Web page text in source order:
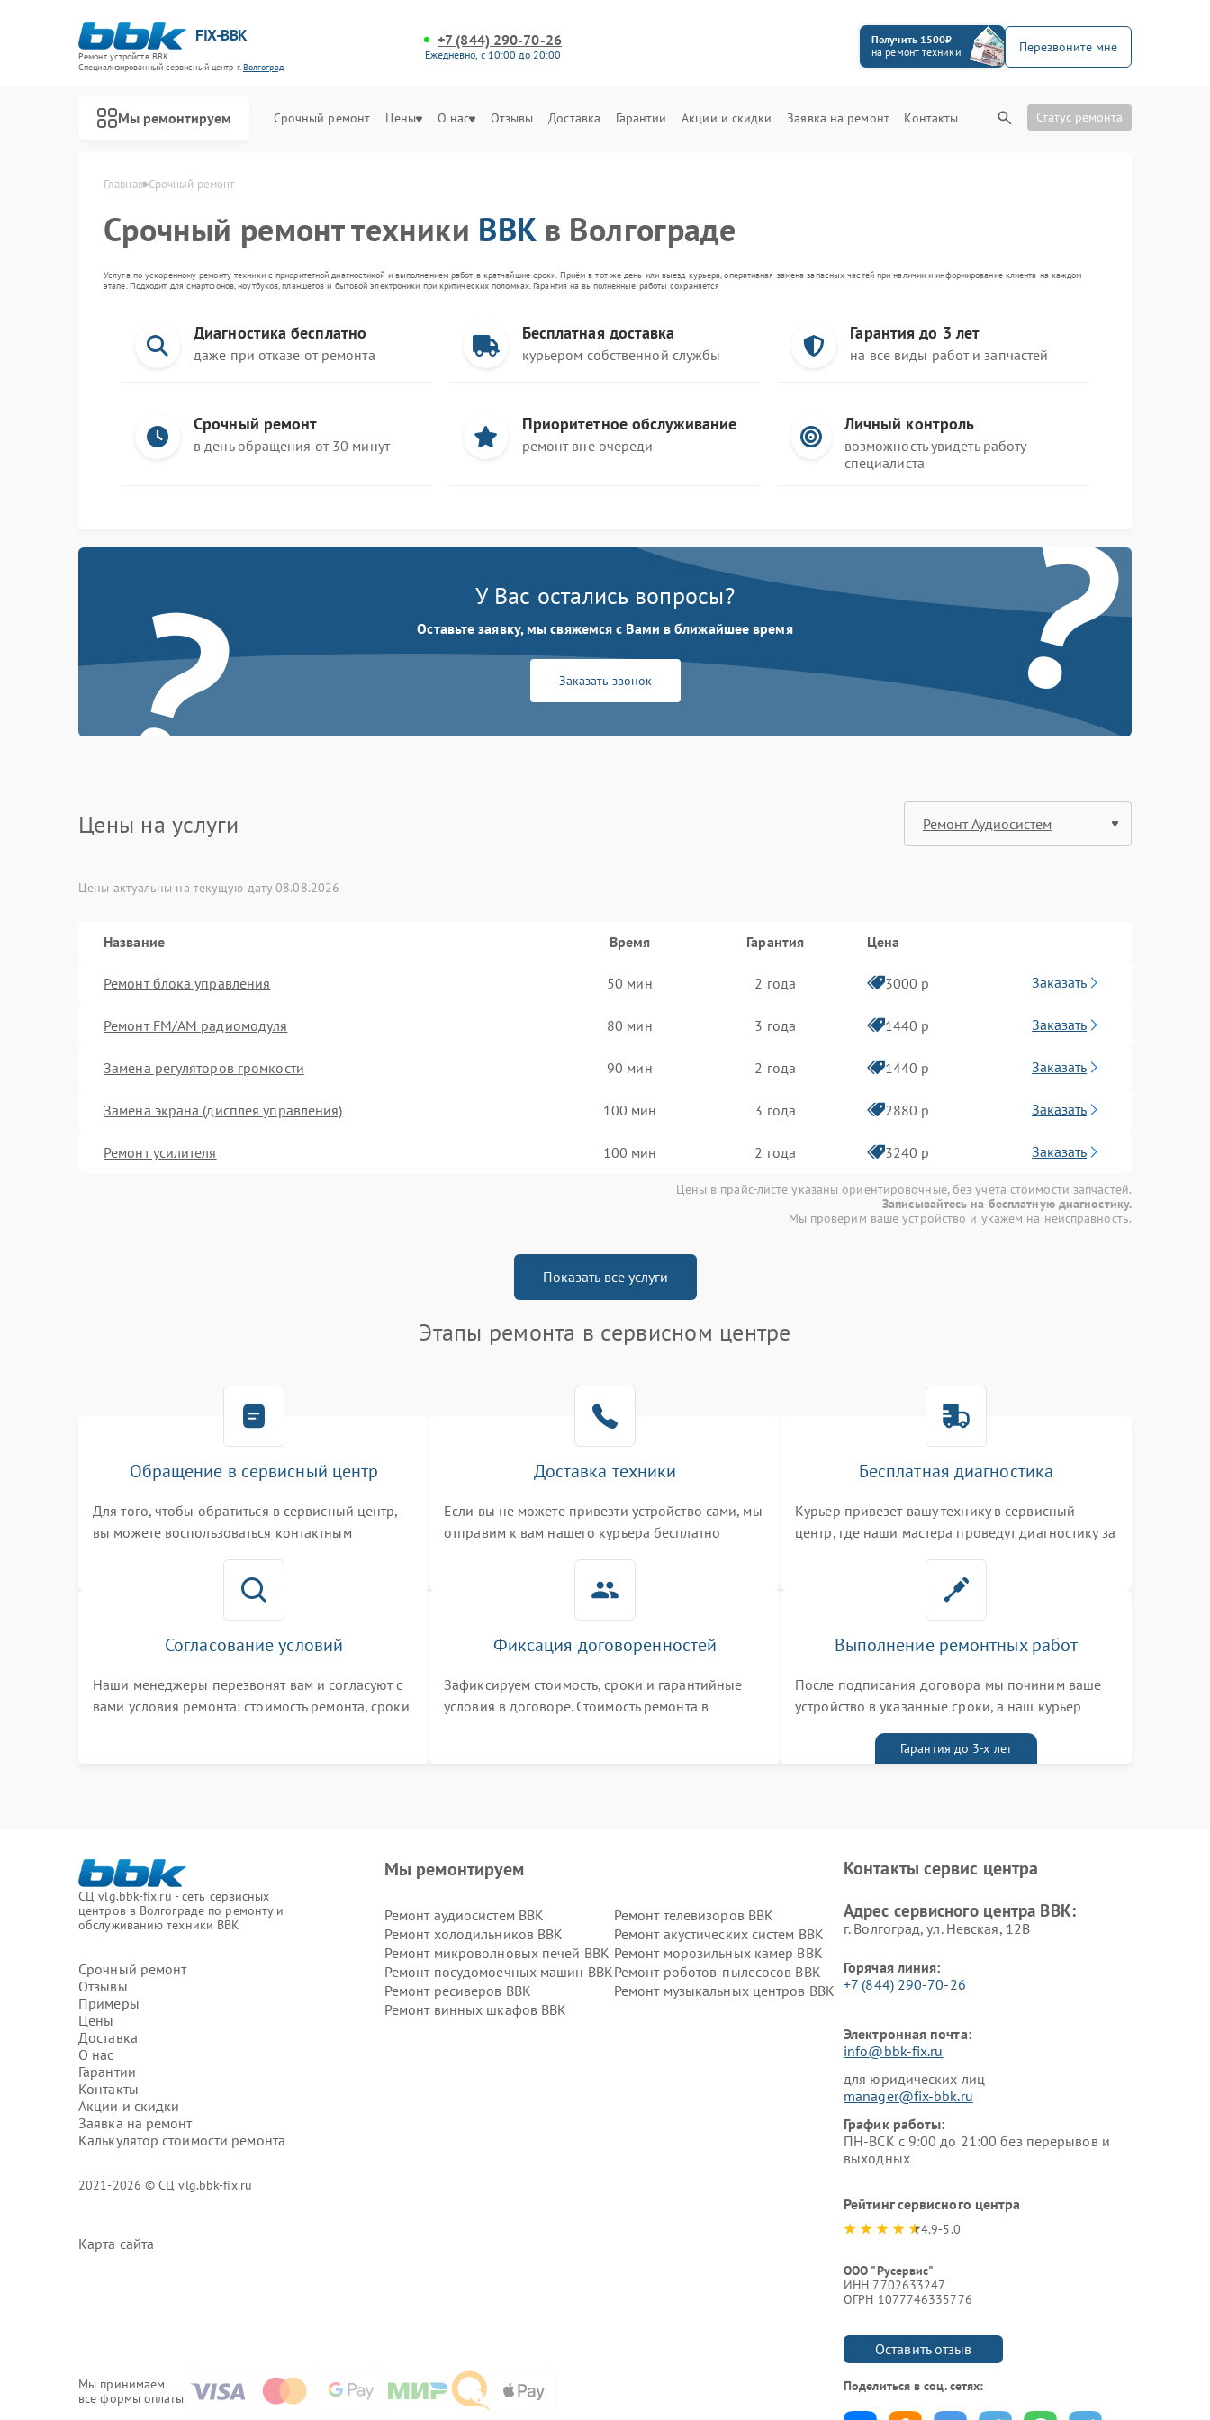
FIX-BBK
Ремонт устройств BBK
Специализированный cервисный центр г.Волгоград
+7 (844) 290-70-26
Ежедневно, с 10:00 до 20:00
Получить 1500₽
на ремонт техники
Перезвоните мне
Мы ремонтируем Срочный ремонт Цены О нас Отзывы Доставка Гарантии Акции и скидки Заявка на ремонт Контакты Статус ремонта
Главная Срочный ремонт
Срочный ремонт техники BBKв Волгограде
Услуга по ускоренному ремонту техники с приоритетной диагностикой и выполнением работ в кратчайшие сроки. Приём в тот же день или выезд курьера, оперативная замена запасных частей при наличии и информирование клиента на каждом
этапе. Подходит для смартфонов, ноутбуков, планшетов и бытовой электроники при критических поломках. Гарантия на выполненные работы сохраняется
Диагностика бесплатно
даже при отказе от ремонта
Бесплатная доставка
курьером собственной службы
Гарантия до 3 лет
на все виды работ и запчастей
Срочный ремонт
в день обращения от 30 минут
Приоритетное обслуживание
ремонт вне очереди
Личный контроль
возможность увидеть работу
специалиста
? ?
У Вас остались вопросы?
Оставьте заявку, мы свяжемся с Вами в ближайшее время
Заказать звонок
Цены на услуги
Цены актуальны на текущую дату 08.08.2026
Название Время Гарантия Цена
Ремонт блока управления 50 мин 2 года 3000 р Заказать
Ремонт FM/AM радиомодуля 80 мин 3 года 1440 р Заказать
Замена регуляторов громкости 90 мин 2 года 1440 р Заказать
Замена экрана (дисплея управления) 100 мин 3 года 2880 р Заказать
Ремонт усилителя 100 мин 2 года 3240 р Заказать
Цены в прайс-листе указаны ориентировочные, без учета стоимости запчастей.
Записывайтесь на бесплатную диагностику.
Мы проверим ваше устройство и укажем на неисправность.
Показать все услуги
Этапы ремонта в сервисном центре
Обращение в сервисный центр
Для того, чтобы обратиться в сервисный центр,
вы можете воспользоваться контактным
номер телефона на сайте
Доставка техники
Если вы не можете привезти устройство сами, мы
отправим к вам нашего курьера бесплатно
Бесплатная диагностика
Курьер привезет вашу технику в сервисный
центр, где наши мастера проведут диагностику за
Согласование условий
Наши менеджеры перезвонят вам и согласуют с
вами условия ремонта: стоимость ремонта, сроки
Фиксация договоренностей
Зафиксируем стоимость, сроки и гарантийные
условия в договоре. Стоимость ремонта в
Выполнение ремонтных работ
После подписания договора мы починим ваше
устройство в указанные сроки, а наш курьер
талоном бесплатноГарантия до 3-х лет
СЦ vlg.bbk-fix.ru - сеть сервисных
центров в Волгограде по ремонту и
обслуживанию техники BBK
Срочный ремонт
Отзывы
Примеры
Цены
Доставка
О нас
Гарантии
Контакты
Акции и скидки
Заявка на ремонт
Калькулятор стоимости ремонта
2021-2026 © СЦ vlg.bbk-fix.ru
Карта сайта
Мы принимаем
все формы оплаты
Мы ремонтируем
Ремонт аудиосистем BBK
Ремонт телевизоров BBK
Ремонт холодильников BBK
Ремонт акустических систем BBK
Ремонт микроволновых печей BBK Ремонт морозильных камер BBK
Ремонт посудомоечных машин BBKРемонт роботов-пылесосов BBK
Ремонт ресиверов BBK
Ремонт музыкальных центров BBK
Ремонт винных шкафов BBK
Контакты сервис центра
Адрес сервисного центра BBK:
г. Волгоград, ул. Невская, 12В
Горячая линия:
+7 (844) 290-70-26
Электронная почта:
info@bbk-fix.ru
для юридических лиц
manager@fix-bbk.ru
График работы:
ПН-ВСК с 9:00 до 21:00 без перерывов и
выходных
Рейтинг сервисного центра
4.9-5.0
ООО "Русервис"
ИНН 7702633247
ОГРН 1077746335776
Оставить отзыв
Поделиться в соц. сетях: